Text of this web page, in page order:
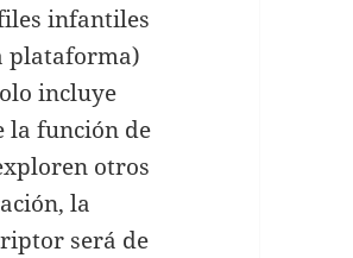
infantiles
plataforma)
incluye
la función de
otros
la
será de